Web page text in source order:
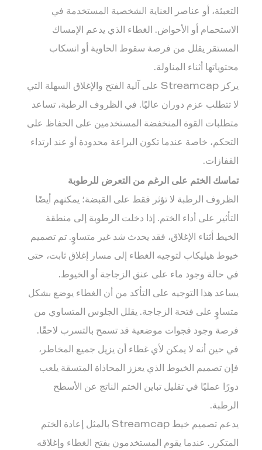
التعبئة، أو عناصر العناية الشخصية المستخدمة في
الاستحمام أو الأحواض. الغطاء الذي يدعم الإمساك
المستقر يقلل من فرصة سقوط الحاوية أو انسكاب
محتوياتها أثناء المناولة.
يركز Streamcap على آلية الفتح والإغلاق السهلة التي
لا تتطلب عزم دوران عاليًا. في الظروف الرطبة، تساعد
متطلبات القوة المنخفضة المستخدمين على الحفاظ على
التحكم، خاصة عندما تكون البراعة محدودة أو عند ارتداء
القفازات.
تماسك الختم على الرغم من التعرض للرطوبة
الظروف الرطبة لا تؤثر فقط على القبضة؛ يمكنهم أيضًا
التأثير على أداء الختم. إذا دخلت الرطوبة إلى منطقة
الخيط أثناء الإغلاق، فقد يحدث شد غير متساوٍ. تم تصميم
خيوط هيليكاب لتوجيه الغطاء إلى مسار إغلاق ثابت، حتى
في حالة وجود ماء على عنق الزجاجة أو الخيوط.
يساعد هذا التوجيه على التأكد من أن الغطاء يوضع بشكل
متساوٍ على فتحة الزجاجة. يقلل الجلوس المتساوي من
فرصة وجود فجوات موضعية قد تسمح بالتسرب لاحقًا.
في حين أنه لا يمكن لأي غطاء أن يزيل جميع المخاطر،
فإن تصميم الخيوط الذي يعزز المحاذاة المتسقة يلعب
دورًا عمليًا في تقليل تباين الختم الناتج عن الأسطح
الرطبة.
يدعم تصميم خيط Streamcap بالمثل إعادة الختم
المتكرر. عندما يقوم المستخدمون بفتح الغطاء وإغلاقه